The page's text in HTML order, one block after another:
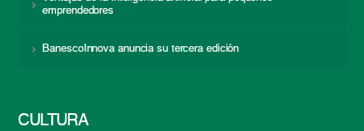
emprendedores
BanescoInnova anuncia su tercera edición
CULTURA